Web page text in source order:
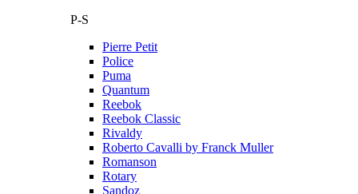
P-S
Pierre Petit
Police
Puma
Quantum
Reebok
Reebok Classic
Rivaldy
Roberto Cavalli by Franck Muller
Romanson
Rotary
Sandoz